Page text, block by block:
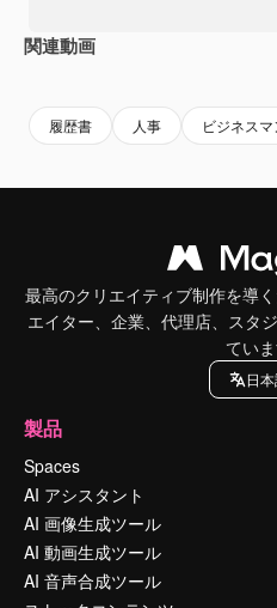
関連動画
履歴書 人事 ビジネスマ
最高のクリエイティブ制作を導
エイター、企業、代理店、スタ
ていま
日
製品
Spaces
AI アシスタント
AI 画像生成ツール
AI 動画生成ツール
AI 音声合成ツール